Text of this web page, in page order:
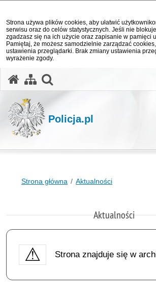
Strona używa plików cookies, aby ułatwić
serwisu oraz do celów statystycznych. Jeśli nie
zgadzasz się na ich użycie oraz zapisanie w pamięci
Pamiętaj, że możesz samodzielnie zarządzać
ustawienia przeglądarki. Brak zmiany ustawienia
wyrażenie zgody.
Policja.pl
Strona główna Aktualności
Aktualności
Strona znajduje się w